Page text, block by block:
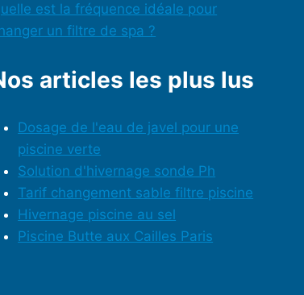
est la fréquence idéale pour
un filtre de spa ?
articles les plus lus
Dosage de l'eau de javel pour une
piscine verte
Solution d'hivernage sonde Ph
Tarif changement sable filtre piscine
Hivernage piscine au sel
Piscine Butte aux Cailles Paris